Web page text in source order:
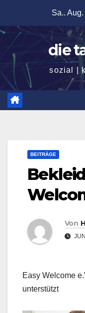
springen
Sa..
die
sozial |
BEITRÄGE
Von
Easy Welcome
unterstützt